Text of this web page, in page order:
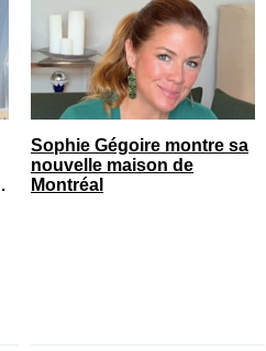
Sophie Gégoire montre sa
nouvelle maison de
Montréal